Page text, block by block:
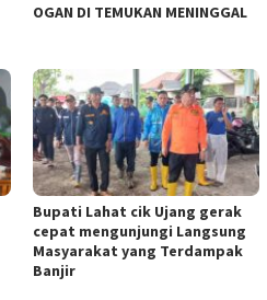
OGAN DI TEMUKAN MENINGGAL
Bupati Lahat cik Ujang gerak
cepat mengunjungi Langsung
Masyarakat yang Terdampak
Banjir